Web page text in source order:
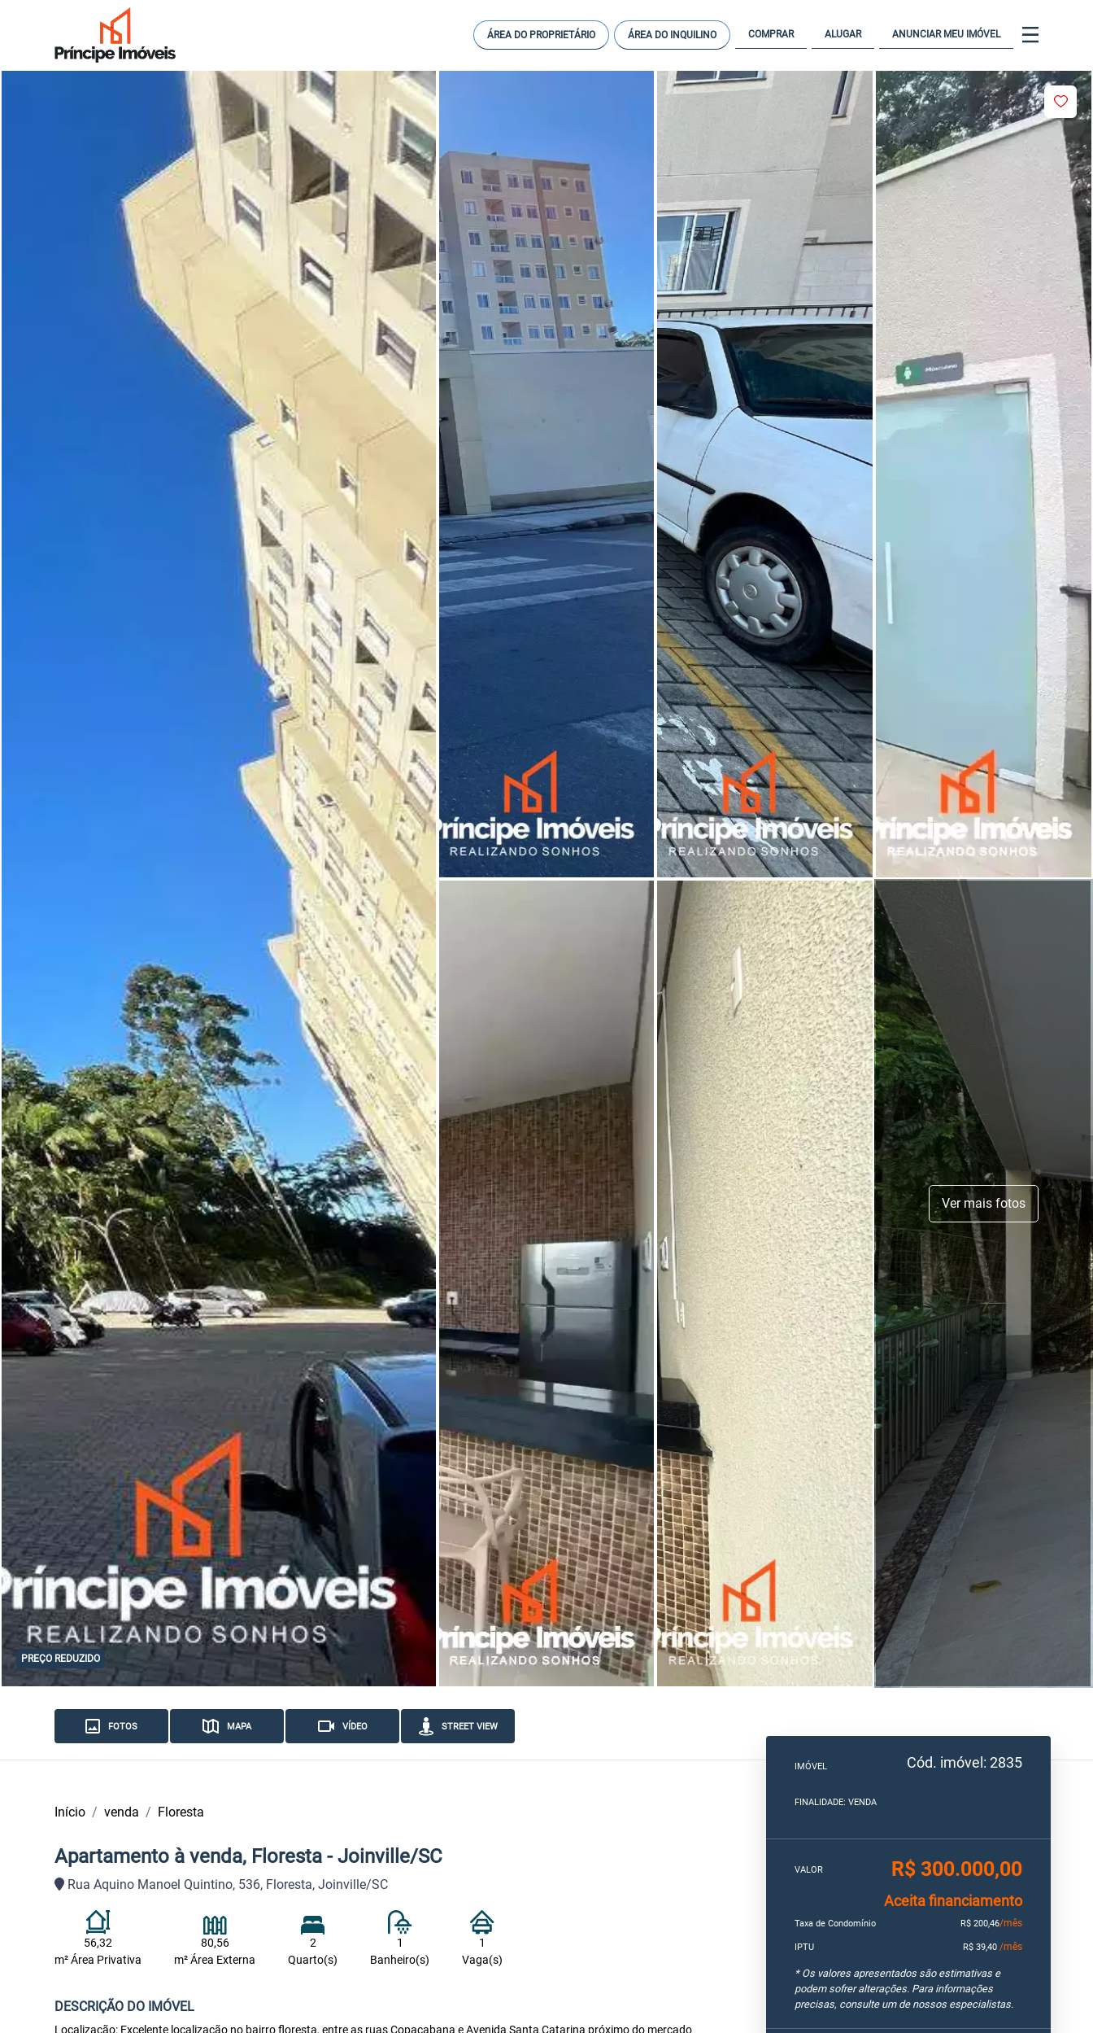
ÁREA DO PROPRIETÁRIO ÁREA DO INQUILINO COMPRAR ALUGAR ANUNCIAR MEU IMÓVEL
PREÇO REDUZIDO
Ver mais fotos
FOTOS MAPA VÍDEO STREET VIEW
Início venda Floresta
Apartamento à venda, Floresta - Joinville/SC
Rua Aquino Manoel Quintino, 536, Floresta, Joinville/SC
56,32
m² Área Privativa
80,56
m² Área Externa
2
Quarto(s)
1
Banheiro(s)
1
Vaga(s)
DESCRIÇÃO DO IMÓVEL
Localização: Excelente localização no bairro floresta, entre as ruas Copacabana e Avenida Santa Catarina próximo do mercado
IMÓVEL Cód. imóvel: 2835
FINALIDADE: VENDA
VALOR R$ 300.000,00
Aceita financiamento
Taxa de Condomínio R$ 200,46/mês
IPTU R$ 39,40/mês
* Os valores apresentados são estimativas e
podem sofrer alterações. Para informações
precisas, consulte um de nossos especialistas.